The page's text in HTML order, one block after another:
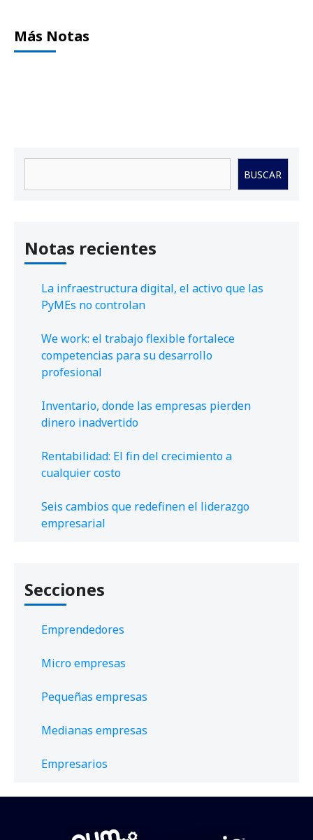
Más Notas
BUSCAR
Notas recientes
La infraestructura digital, el activo que las
PyMEs no controlan
We work: el trabajo flexible fortalece
competencias para su desarrollo
profesional
Inventario, donde las empresas pierden
dinero inadvertido
Rentabilidad: El fin del crecimiento a
cualquier costo
Seis cambios que redefinen el liderazgo
empresarial
Secciones
Emprendedores
Micro empresas
Pequeñas empresas
Medianas empresas
Empresarios